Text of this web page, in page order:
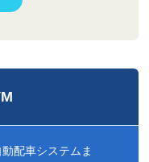
配車システムま